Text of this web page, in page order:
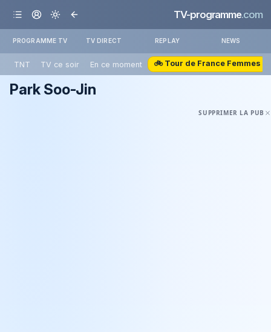
TV-programme.com
PROGRAMME TV TV DIRECT REPLAY NEWS
TNT TV ce soir En ce moment 🚲 Tour de France Femmes
Park Soo-Jin
SUPPRIMER LA PUB